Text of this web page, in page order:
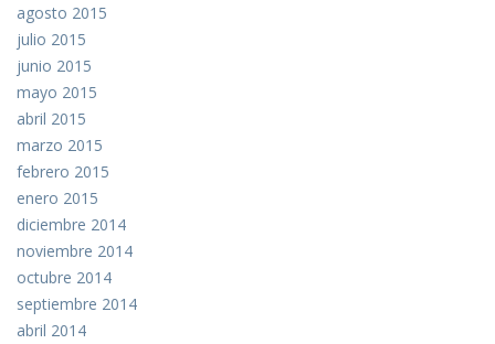
agosto 2015
julio 2015
junio 2015
mayo 2015
abril 2015
marzo 2015
febrero 2015
enero 2015
diciembre 2014
noviembre 2014
octubre 2014
septiembre 2014
abril 2014